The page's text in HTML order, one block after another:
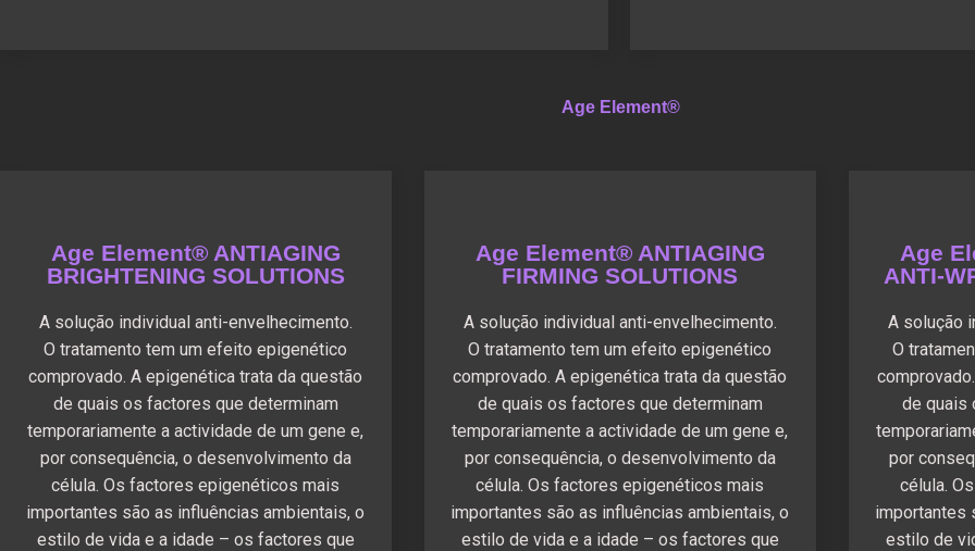
Age Element®
Age Element® ANTIAGING
BRIGHTENING SOLUTIONS
A solução individual anti-envelhecimento.
O tratamento tem um efeito epigenético
comprovado. A epigenética trata da questão
de quais os factores que determinam
temporariamente a actividade de um gene e,
por consequência, o desenvolvimento da
célula. Os factores epigenéticos mais
importantes são as influências ambientais, o
estilo de vida e a idade – os factores que
Age Element® ANTIAGING
FIRMING SOLUTIONS
A solução individual anti-envelhecimento.
O tratamento tem um efeito epigenético
comprovado. A epigenética trata da questão
de quais os factores que determinam
temporariamente a actividade de um gene e,
por consequência, o desenvolvimento da
célula. Os factores epigenéticos mais
importantes são as influências ambientais, o
estilo de vida e a idade – os factores que
Age
ANTI-
A solução
O
de quais
por
célula.
importantes
estilo de